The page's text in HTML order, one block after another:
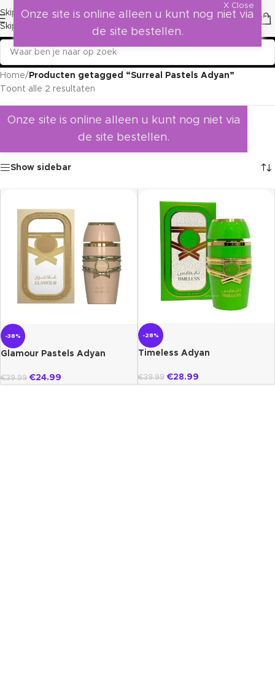
Skip to navigation
Skip to main content
Home/ Producten getagged “Surreal Pastels Adyan”
Toont alle 2 resultaten
Onze site is online alleen u kunt nog niet via
de site bestellen.
Show sidebar
-38%
Glamour Pastels Adyan
€39.99 €24.99
-28%
Timeless Adyan
€39.99 €28.99
X Close
Onze site is online alleen u kunt nog niet via
de site bestellen.